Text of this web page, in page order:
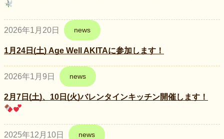
2026年1月20日 news
1月24日(土) Age Well AKITAに参加します！
2026年1月9日 news
2月7日(土)、10日(火)バレンタインキッチン開催します！
2025年12月10日 news